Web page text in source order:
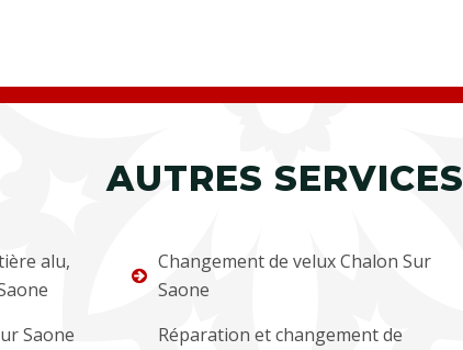
AUTRES SERVICES
alu,
Saone
Changement de velux Chalon Sur
Saone
Réparation et changement de